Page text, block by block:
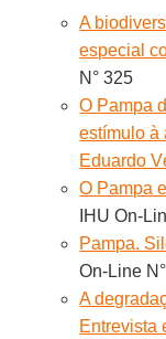
A
especial
N° 325
O Pampa
estímulo à
Eduardo
O Pampa
IHU On-
Pampa.
On-Line
A
Entrevista